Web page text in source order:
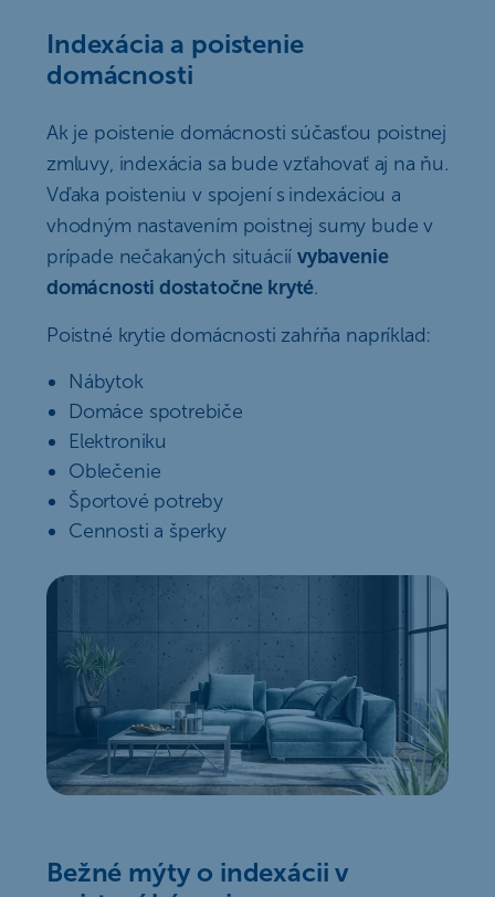
Indexácia a poistenie
domácnosti
Ak je poistenie domácnosti súčasťou poistnej
zmluvy, indexácia sa bude vzťahovať aj na ňu.
Vďaka poisteniu v spojení s indexáciou a
vhodným nastavením poistnej sumy bude v
prípade nečakaných situácií vybavenie
domácnosti dostatočne kryté.
Poistné krytie domácnosti zahŕňa napríklad:
Nábytok
Domáce spotrebiče
Elektroniku
Oblečenie
Športové potreby
Cennosti a šperky
Bežné mýty o indexácii v